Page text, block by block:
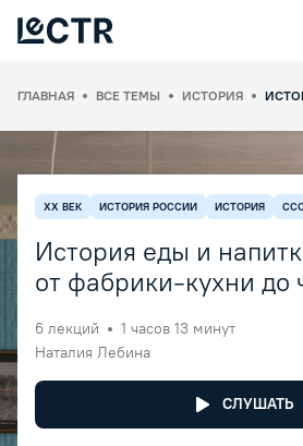
ГЛАВНАЯ ВСЕ ТЕМЫ ИСТОРИЯ
XX ВЕК ИСТОРИЯ РОССИИ ИСТОРИЯ
История еды и
от фабрики-кухни до
6 лекций
1 часов 13 минут
Наталия Лебина
СЛУШАТЬ